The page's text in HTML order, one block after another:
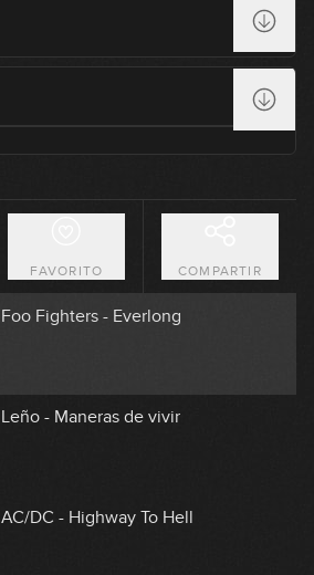
FAVORITO COMPARTIR
The Rolling Stones - Brown Sugar
U2 - I Still Haven't Found What I'm
Muse - Plug In Baby
Foo Fighters - Everlong
Leño - Maneras de vivir
AC/DC - Highway To Hell